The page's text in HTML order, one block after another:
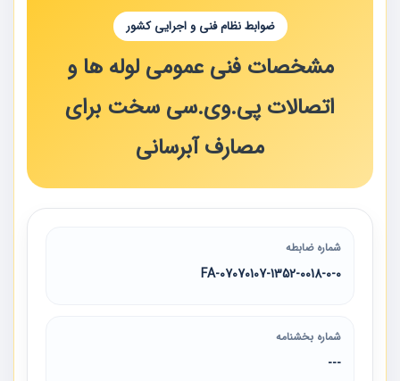
ضوابط نظام فنی و اجرایی کشور
مشخصات فنی عمومی لوله ها و
اتصالات پی.وی.سی سخت برای
مصارف آبرسانی
شماره ضابطه
07070107-1352-0018-0-0-FA
شماره بخشنامه
---